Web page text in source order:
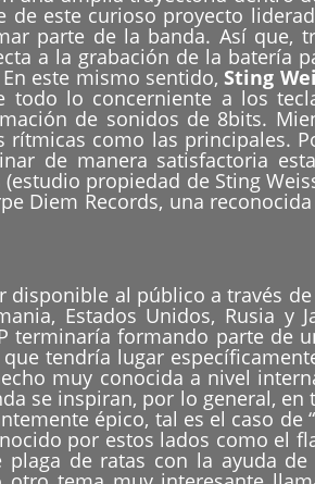
de este curioso proyecto
parte de la banda. Así que,
a la grabación de la batería
este mismo sentido,Sting
todo lo concerniente a los
de sonidos de 8bits.
rítmicas como las principales.
de manera satisfactoria
propiedad de Sting
Diem Records, una
disponible al público a través
Estados Unidos, Rusia y
terminaría formando parte de
tendría lugar
muy conocida a nivel
se inspiran, por lo general, en
épico, tal es el caso de
por estos lados como el
de ratas con la ayuda